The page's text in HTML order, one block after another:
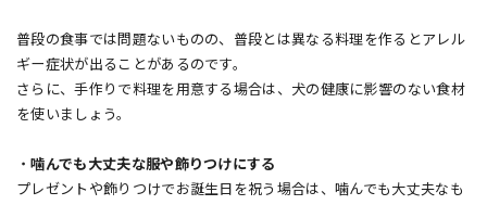
普段の食事では問題ないものの、普段とは異なる料理を作るとアレル
ギー症状が出ることがあるのです。
さらに、手作りで料理を用意する場合は、犬の健康に影響のない食材
を使いましょう。
・噛んでも大丈夫な服や飾りつけにする
プレゼントや飾りつけでお誕生日を祝う場合は、噛んでも大丈夫なも